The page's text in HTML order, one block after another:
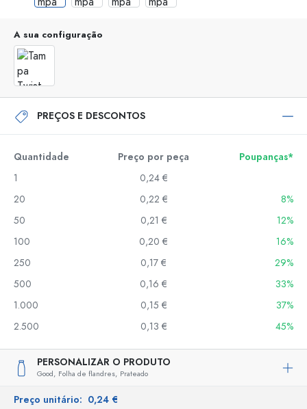
A sua configuração
PREÇOS E DESCONTOS
Quantidade Preço por peça
Poupanças*
1
0,24 €
20
0,22 €
8%
50
0,21 €
12%
100
0,20 €
16%
250
0,17 €
29%
500
0,16 €
33%
1.000
0,15 €
37%
2.500
0,13 € 45%
PERSONALIZAR O PRODUTO
Good, Folha de flandres, Prateado
Preço unitário: 0,24 €